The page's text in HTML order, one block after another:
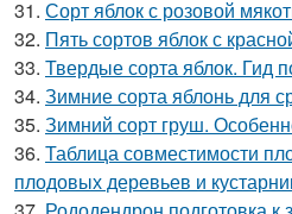
31. Сорт яблок с розовой
32. Пять сортов яблок с
33. Твердые сорта яблок. Гид
34. Зимние сорта яблонь для
35. Зимний сорт груш.
36. Таблица совместимости
плодовых деревьев и